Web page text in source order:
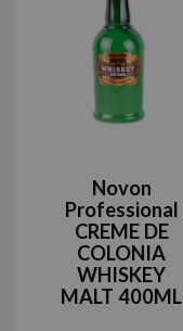
Novon
Professional
CREME DE
COLONIA
WHISKEY
MALT 400ML